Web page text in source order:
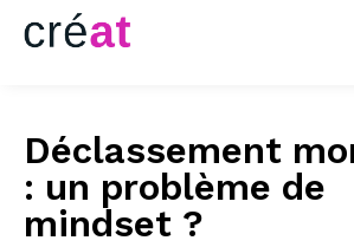
Déclassement
: un problème de
mindset ?